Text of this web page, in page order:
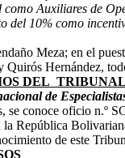
Auxiliares de
del 10% como
Meza; en el
Hernández,
DEL
de
se conoce oficio
República
de este